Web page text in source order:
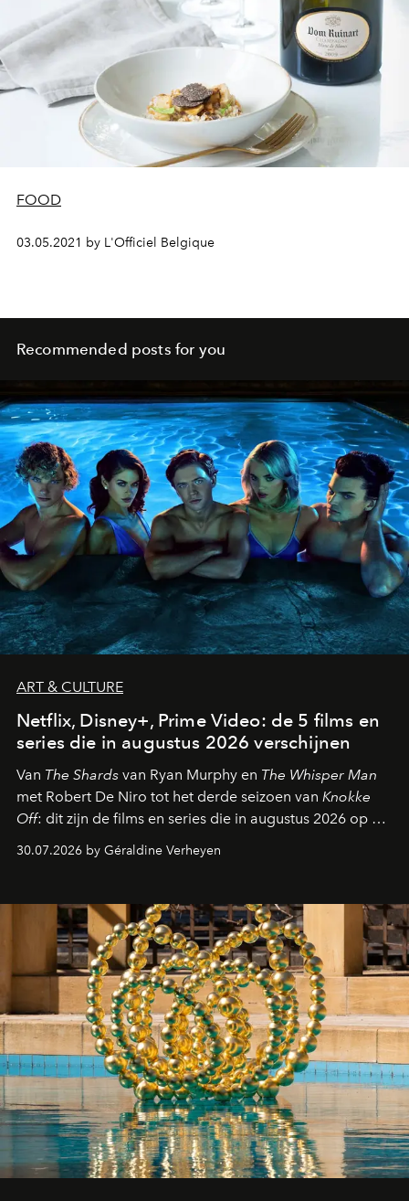
FOOD
03.05.2021 by L'Officiel Belgique
Recommended posts for you
ART & CULTURE
Netflix, Disney+, Prime Video: de 5 films en
series die in augustus 2026 verschijnen
Van The Shards van Ryan Murphy en The Whisper Man
met Robert De Niro tot het derde seizoen van Knokke
Off: dit zijn de films en series die in augustus 2026 op de
streamingplatformen verschijnen.
30.07.2026 by Géraldine Verheyen